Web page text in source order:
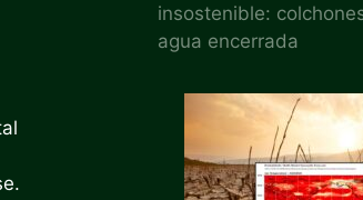
insostenible:
agua encerrada